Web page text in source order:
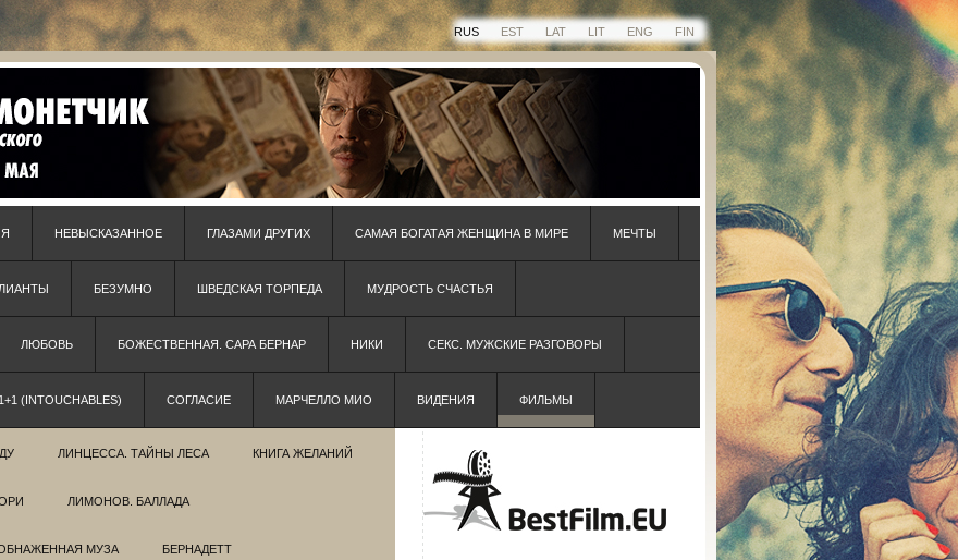
RUS EST LAT LIT ENG FIN
НЕВЫСКАЗАННОЕ ГЛАЗАМИ ДРУГИХ САМАЯ БОГАТАЯ ЖЕНЩИНА В МИРЕ МЕЧТЫ
БЕЗУМНО ШВЕДСКАЯ ТОРПЕДА МУДРОСТЬ СЧАСТЬЯ
ЛЮБОВЬ БОЖЕСТВЕННАЯ. САРА БЕРНАР НИКИ СЕКС. МУЖСКИЕ РАЗГОВОРЫ
1+1 (INTOUCHABLES) СОГЛАСИЕ МАРЧЕЛЛО МИО ВИДЕНИЯ ФИЛЬМЫ
ЛИНЦЕССА. ТАЙНЫ ЛЕСА КНИГА ЖЕЛАНИЙ
ЛИМОНОВ. БАЛЛАДА
МУЗА БЕРНАДЕТТ